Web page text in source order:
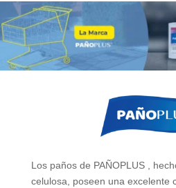
Los paños de PAÑOPLUS ,
celulosa, poseen una excelente